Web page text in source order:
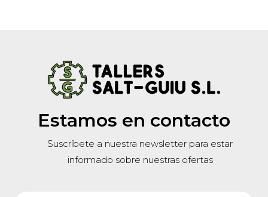
Estamos en contacto
Suscríbete a nuestra newsletter para estar
informado sobre nuestras ofertas